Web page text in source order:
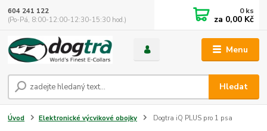
Menu
Hledat
604 241 122
(Po-Pá, 8:00-12:00-12:30-15:30 hod.)
0ks
za 0,00 Kč
Úvod Elektronické výcvikové obojky Dogtra iQ PLUS pro 1 psa